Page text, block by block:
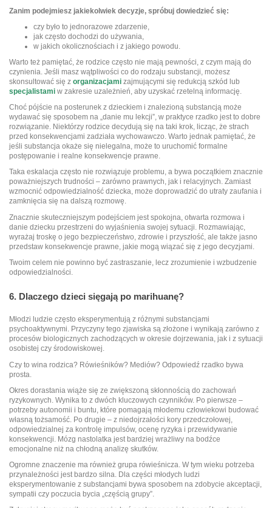
Zanim podejmiesz jakiekolwiek decyzje, spróbuj dowiedzieć się:
czy było to jednorazowe zdarzenie,
jak często dochodzi do używania,
w jakich okolicznościach i z jakiego powodu.
Warto też pamiętać, że rodzice często nie mają pewności, z czym mają do
czynienia. Jeśli masz wątpliwości co do rodzaju substancji, możesz
skonsultować się z organizacjami zajmującymi się redukcją szkód lub
specjalistami w zakresie uzależnień, aby uzyskać rzetelną informację.
Choć pójście na posterunek z dzieckiem i znalezioną substancją może
wydawać się sposobem na „danie mu lekcji”, w praktyce rzadko jest to dobre
rozwiązanie. Niektórzy rodzice decydują się na taki krok, licząc, że strach
przed konsekwencjami zadziała wychowawczo. Warto jednak pamiętać, że
jeśli substancja okaże się nielegalna, może to uruchomić formalne
postępowanie i realne konsekwencje prawne.
Taka eskalacja często nie rozwiązuje problemu, a bywa początkiem znacznie
poważniejszych trudności – zarówno prawnych, jak i relacyjnych. Zamiast
wzmocnić odpowiedzialność dziecka, może doprowadzić do utraty zaufania i
zamknięcia się na dalszą rozmowę.
Znacznie skuteczniejszym podejściem jest spokojna, otwarta rozmowa i
danie dziecku przestrzeni do wyjaśnienia swojej sytuacji. Rozmawiając,
wyrażaj troskę o jego bezpieczeństwo, zdrowie i przyszłość, ale także jasno
przedstaw konsekwencje prawne, jakie mogą wiązać się z jego decyzjami.
Twoim celem nie powinno być zastraszanie, lecz zrozumienie i wzbudzenie
odpowiedzialności.
6. Dlaczego dzieci sięgają po marihuanę?
Młodzi ludzie często eksperymentują z różnymi substancjami
psychoaktywnymi. Przyczyny tego zjawiska są złożone i wynikają zarówno z
procesów biologicznych zachodzących w okresie dojrzewania, jak i z sytuacji
osobistej czy środowiskowej.
Czy to wina rodzica? Rówieśników? Mediów? Odpowiedź rzadko bywa
prosta.
Okres dorastania wiąże się ze zwiększoną skłonnością do zachowań
ryzykownych. Wynika to z dwóch kluczowych czynników. Po pierwsze –
potrzeby autonomii i buntu, które pomagają młodemu człowiekowi budować
własną tożsamość. Po drugie – z niedojrzałości kory przedczołowej,
odpowiedzialnej za kontrolę impulsów, ocenę ryzyka i przewidywanie
konsekwencji. Mózg nastolatka jest bardziej wrażliwy na bodźce
emocjonalne niż na chłodną analizę skutków.
Ogromne znaczenie ma również grupa rówieśnicza. W tym wieku potrzeba
przynależności jest bardzo silna. Dla części młodych ludzi
eksperymentowanie z substancjami bywa sposobem na zdobycie akceptacji,
sympatii czy poczucia bycia „częścią grupy”.